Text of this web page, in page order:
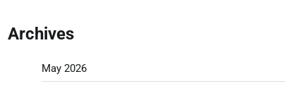
Archives
May 2026